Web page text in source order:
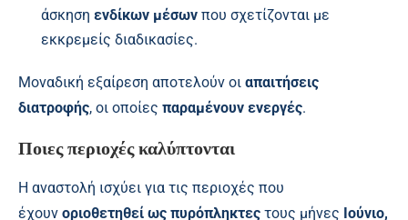
άσκηση ενδίκων μέσων που σχετίζονται με
εκκρεμείς διαδικασίες.
Μοναδική εξαίρεση αποτελούν οι απαιτήσεις
διατροφής, οι οποίες παραμένουν ενεργές.
Ποιες περιοχές καλύπτονται
Η αναστολή ισχύει για τις περιοχές που
έχουν οριοθετηθεί ως πυρόπληκτες τους μήνες Ιούνιο,